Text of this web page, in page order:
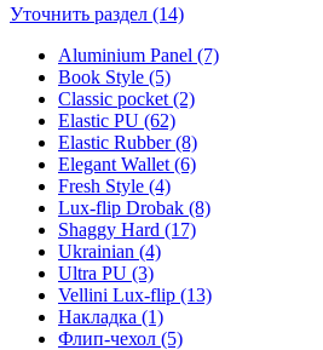
Уточнить раздел (14)
Aluminium Panel (7)
Book Style (5)
Classic pocket (2)
Elastic PU (62)
Elastic Rubber (8)
Elegant Wallet (6)
Fresh Style (4)
Lux-flip Drobak (8)
Shaggy Hard (17)
Ukrainian (4)
Ultra PU (3)
Vellini Lux-flip (13)
Накладка (1)
Флип-чехол (5)